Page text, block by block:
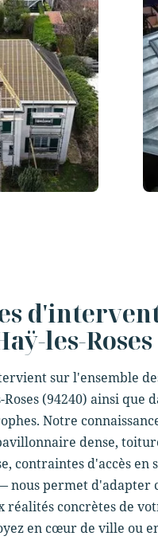
les-Roses
sur l'ensemble
(94240) ainsi que
Notre
dense,
contraintes d'accès en
nous permet d'adapter
concrètes de
en cœur de ville ou